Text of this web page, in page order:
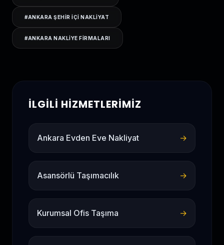
#ANKARA ŞEHIR IÇI NAKLIYAT
#ANKARA NAKLIYE FIRMALARI
İLGILI HIZMETLERIMIZ
Ankara Evden Eve Nakliyat →
Asansörlü Taşımacılık →
Kurumsal Ofis Taşıma →